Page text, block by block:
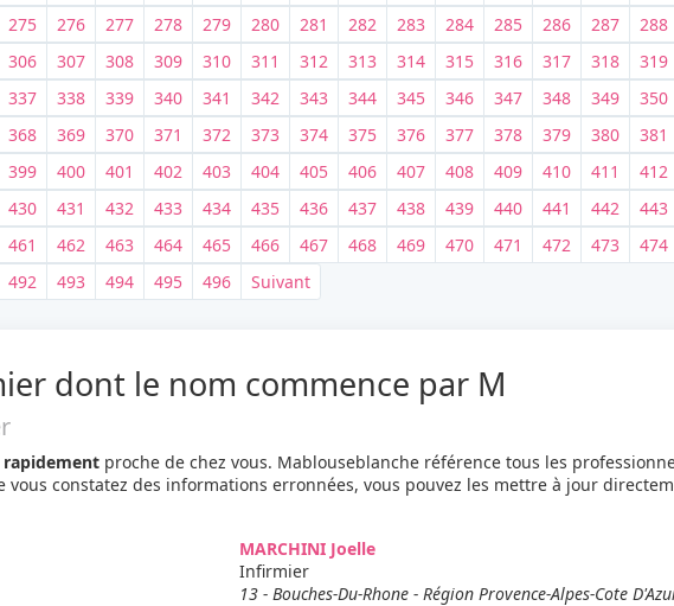
je recherche autre chose
275 276 277 278 279 280 281 282 283 284 285 286 287 288
306 307 308 309 310 311 312 313 314 315 316 317 318 319
337 338 339 340 341 342 343 344 345 346 347 348 349 350
368 369 370 371 372 373 374 375 376 377 378 379 380 381
399 400 401 402 403 404 405 406 407 408 409 410 411 412
430 431 432 433 434 435 436 437 438 439 440 441 442 443
461 462 463 464 465 466 467 468 469 470 471 472 473 474
492 493 494 495 496 Suivant
dont le nom commence par M
proche de chez vous. Mablouseblanche référence tous les
vous constatez des informations erronnées, vous pouvez les mettre à jour
MARCHINI Joelle
Infirmier
13 - Bouches-Du-Rhone - Région Provence-Alpes-Cote